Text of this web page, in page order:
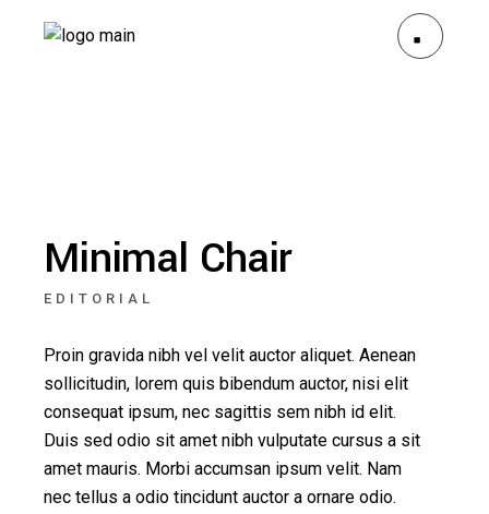
Minimal Chair
EDITORIAL
Proin gravida nibh vel velit auctor aliquet. Aenean
sollicitudin, lorem quis bibendum auctor, nisi elit
consequat ipsum, nec sagittis sem nibh id elit.
Duis sed odio sit amet nibh vulputate cursus a sit
amet mauris. Morbi accumsan ipsum velit. Nam
nec tellus a odio tincidunt auctor a ornare odio.